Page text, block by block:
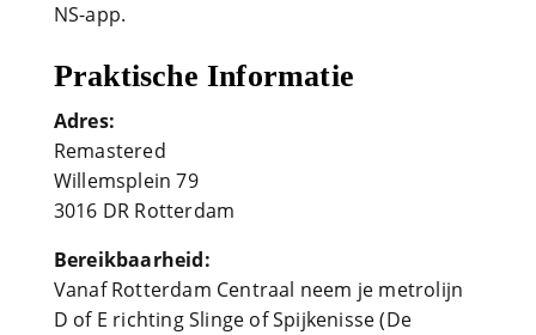
NS-app.
Praktische Informatie
Adres:
Remastered
Willemsplein 79
3016 DR Rotterdam
Bereikbaarheid:
Vanaf Rotterdam Centraal neem je metrolijn
D of E richting Slinge of Spijkenisse (De